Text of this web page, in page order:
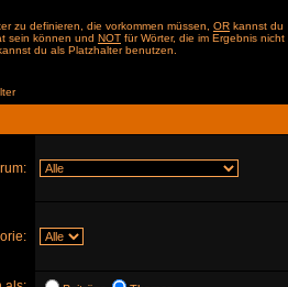
zu definieren, die vorkommen müssen, OR kannst du
sein können und NOT für Wörter, die im Ergebnis nicht
du als Platzhalter benutzen.